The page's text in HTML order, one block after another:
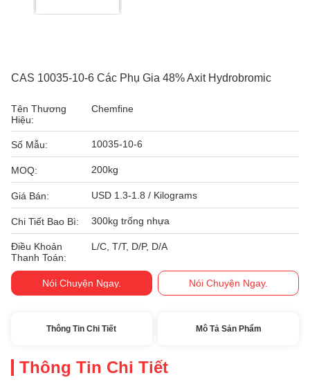
CAS 10035-10-6 Các Phụ Gia 48% Axit Hydrobromic
Tên Thương
Hiệu:
Chemfine
Số Mẫu: 10035-10-6
MOQ: 200kg
Giá Bán: USD 1.3-1.8 / Kilograms
Chi Tiết Bao Bì: 300kg trống nhựa
Điều Khoản
Thanh Toán:
L/C, T/T, D/P, D/A
Nói Chuyện Ngay. Nói Chuyện Ngay.
Thông Tin Chi Tiết Mô Tả Sản Phẩm
Thông Tin Chi Tiết